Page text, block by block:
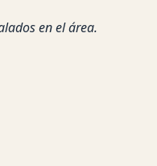
en el área.